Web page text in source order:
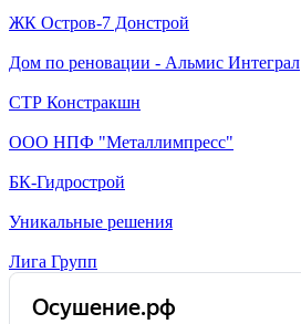
ЖК Остров-7 Донстрой
Дом по реновации - Альмис Интеграл
СТР Констракшн
ООО НПФ "Металлимпресс"
БК-Гидрострой
Уникальные решения
Лига Групп